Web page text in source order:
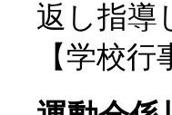
返し指導
【学校